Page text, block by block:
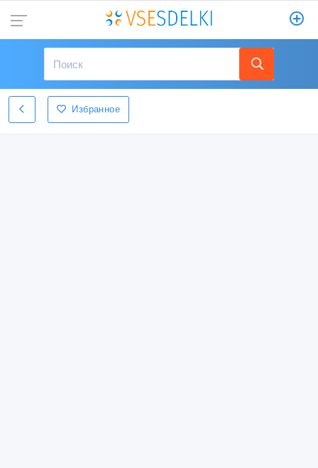
Избранное